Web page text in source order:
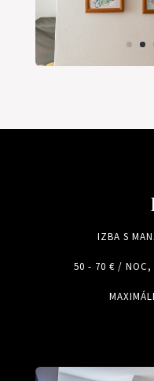
IZBA S
50 - 70 € / NOC,